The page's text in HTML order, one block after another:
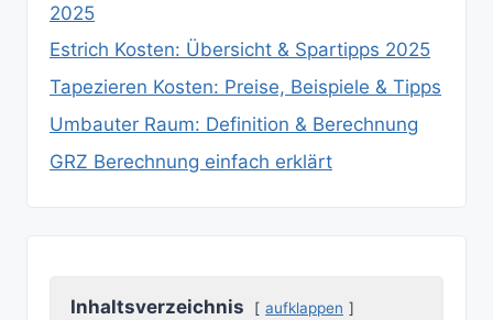
2025
Estrich Kosten: Übersicht & Spartipps 2025
Tapezieren Kosten: Preise, Beispiele & Tipps
Umbauter Raum: Definition & Berechnung
GRZ Berechnung einfach erklärt
Inhaltsverzeichnis aufklappen